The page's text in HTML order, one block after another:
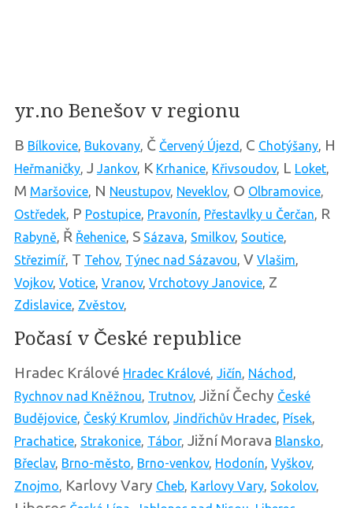
yr.no Benešov v regionu
B Bílkovice, Bukovany, Č Červený Újezd , C Chotýšany, H
Heřmaničky, J Jankov, K Krhanice, Křivsoudov, L Loket,
M Maršovice, N Neustupov, Neveklov, O Olbramovice,
Ostředek, P Postupice, Pravonín, Přestavlky u Čerčan, R
Rabyně, Ř Řehenice, S Sázava, Smilkov, Soutice,
Střezimíř, T Tehov, Týnec nad Sázavou, V Vlašim,
Vojkov, Votice, Vranov, Vrchotovy Janovice, Z
Zdislavice, Zvěstov,
Počasí v České republice
Hradec Králové Hradec Králové, Jičín, Náchod ,
Rychnov nad Kněžnou, Trutnov, Jižní Čechy České
Budějovice, Český Krumlov, Jindřichův Hradec, Písek,
Prachatice, Strakonice, Tábor, Jižní Morava Blansko,
Břeclav, Brno-město, Brno-venkov, Hodonín, Vyškov,
Znojmo, Karlovy Vary Cheb, Karlovy Vary, Sokolov,